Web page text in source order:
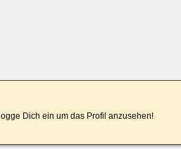
Dich ein um das Profil anzusehen!